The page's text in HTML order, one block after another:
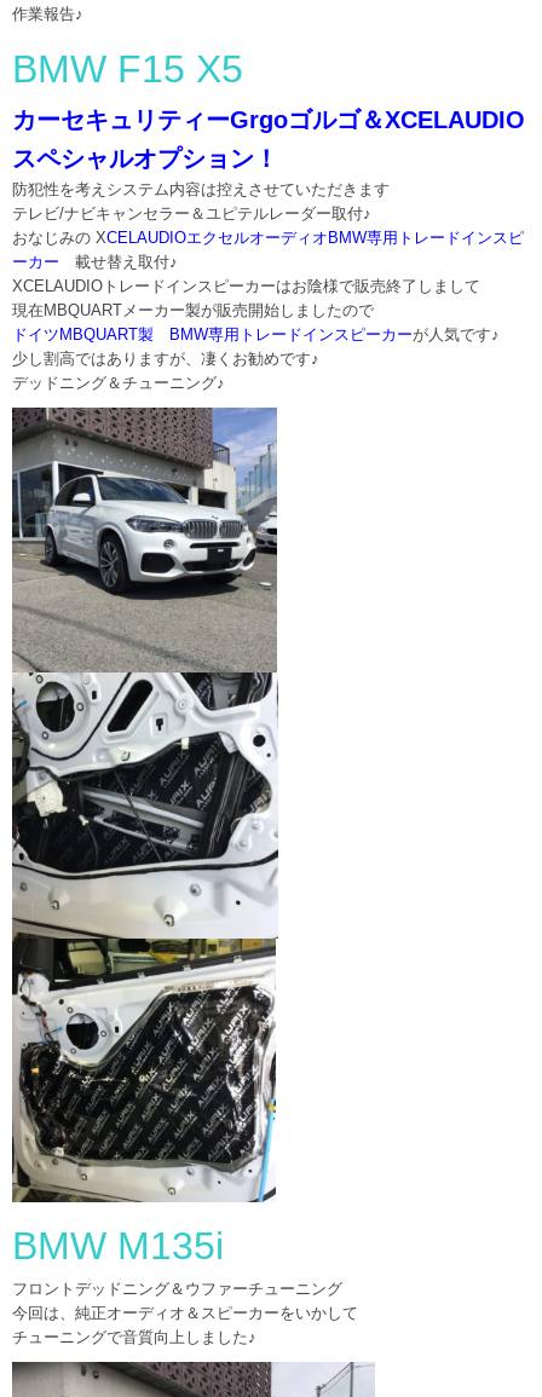
作業報告♪
BMW F15 X5
カーセキュリティーGrgoゴルゴ＆XCELAUDIO
スペシャルオプション！
防犯性を考えシステム内容は控えさせていただきます
テレビ/ナビキャンセラー＆ユピテルレーダー取付♪
おなじみの XCELAUDIOエクセルオーディオBMW専用トレードインスピ
ーカー 載せ替え取付♪
XCELAUDIOトレードインスピーカーはお陰様で販売終了しまして
現在MBQUARTメーカー製が販売開始しましたので
ドイツMBQUART製 BMW専用トレードインスピーカーが人気です♪
少し割高ではありますが、凄くお勧めです♪
デッドニング＆チューニング♪
BMW M135i
フロントデッドニング＆ウファーチューニング
今回は、純正オーディオ＆スピーカーをいかして
チューニングで音質向上しました♪